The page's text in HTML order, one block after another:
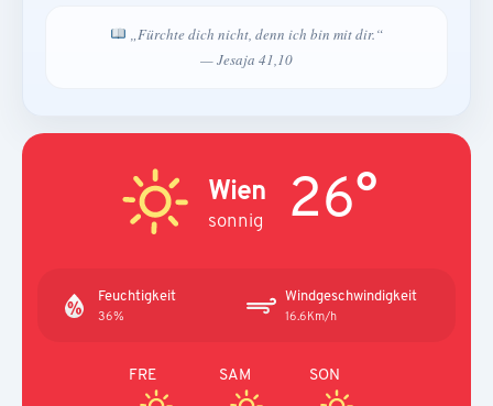
„Fürchte dich nicht, denn ich bin mit dir.“
— Jesaja 41,10
Wien
sonnig 26°
Feuchtigkeit
36%
Windgeschwindigkeit
16.6Km/h
FRE SAM SON